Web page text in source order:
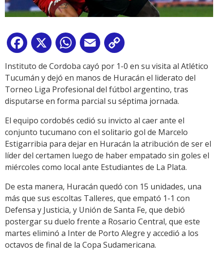
Facebook
X WhatsApp
Email
Link
Instituto de Cordoba cayó por 1-0 en su visita al Atlético
Tucumán y dejó en manos de Huracán el liderato del
Torneo Liga Profesional del fútbol argentino, tras
disputarse en forma parcial su séptima jornada.
El equipo cordobés cedió su invicto al caer ante el
conjunto tucumano con el solitario gol de Marcelo
Estigarribia para dejar en Huracán la atribución de ser el
líder del certamen luego de haber empatado sin goles el
miércoles como local ante Estudiantes de La Plata.
De esta manera, Huracán quedó con 15 unidades, una
más que sus escoltas Talleres, que empató 1-1 con
Defensa y Justicia, y Unión de Santa Fe, que debió
postergar su duelo frente a Rosario Central, que este
martes eliminó a Inter de Porto Alegre y accedió a los
octavos de final de la Copa Sudamericana.